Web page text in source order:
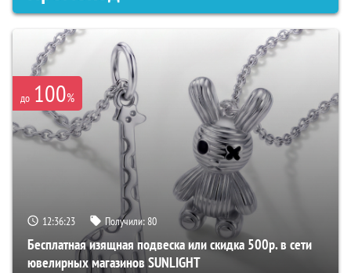
до 100%
12:36:22 Получили:80
Бесплатная изящная подвеска или скидка 500р. в сети
ювелирных магазинов SUNLIGHT